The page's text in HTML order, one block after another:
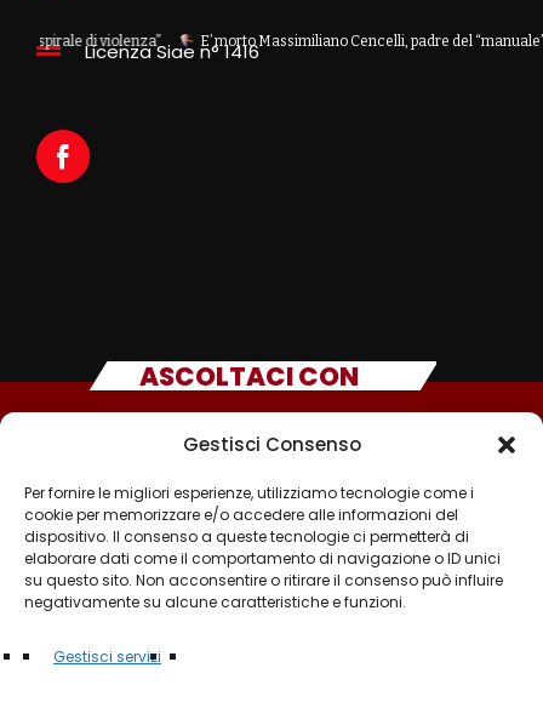
Gestisci Consenso
Per fornire le migliori esperienze, utilizziamo tecnologie come i
cookie per memorizzare e/o accedere alle informazioni del
dispositivo. Il consenso a queste tecnologie ci permetterà di
elaborare dati come il comportamento di navigazione o ID unici
su questo sito. Non acconsentire o ritirare il consenso può influire
negativamente su alcune caratteristiche e funzioni.
Gestisci servizi
di violenza” E’ morto Massimiliano Cencelli, padre del “manuale”
Licenza Siae n° 1416
ASCOLTACI CON